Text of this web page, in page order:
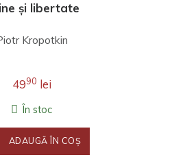
și libertate
Kropotkin
4990 lei
În stoc
ADAUGĂ ÎN COŞ